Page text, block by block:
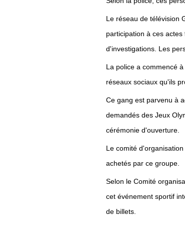
Le réseau de télévision
participation à ces
d'investigations. Les
La police a commencé
réseaux sociaux qu'ils
Ce gang est parvenu à
demandés des Jeux
cérémonie d'ouverture.
Le comité
achetés par ce groupe.
Selon le Comité
cet événement sportif
de billets.